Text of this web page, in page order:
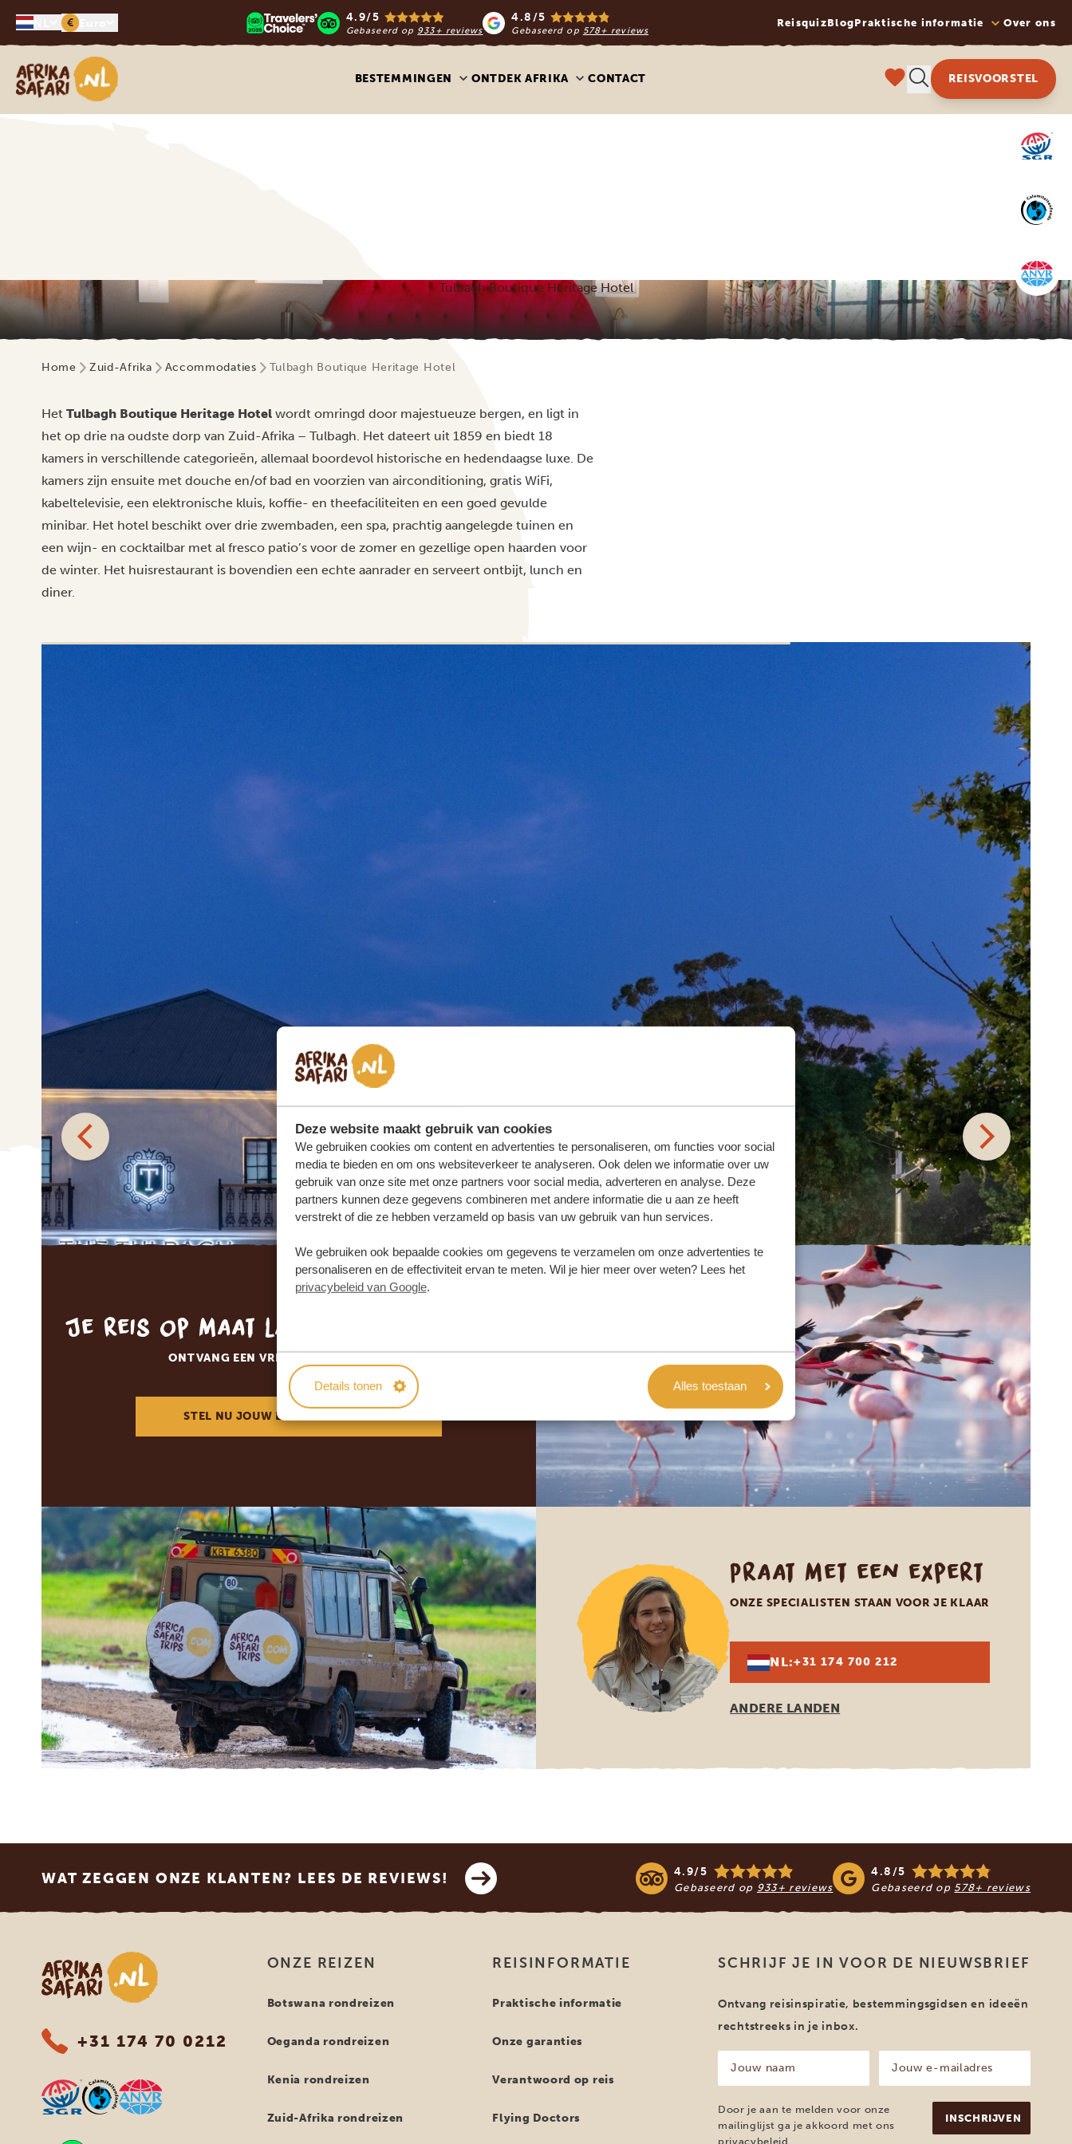
Deze website maakt gebruik van cookies
We gebruiken cookies om content en advertenties te personaliseren, om functies voor social
media te bieden en om ons websiteverkeer te analyseren. Ook delen we informatie over uw
gebruik van onze site met onze partners voor social media, adverteren en analyse. Deze
partners kunnen deze gegevens combineren met andere informatie die u aan ze heeft
verstrekt of die ze hebben verzameld op basis van uw gebruik van hun services.
We gebruiken ook bepaalde cookies om gegevens te verzamelen om onze advertenties te
personaliseren en de effectiviteit ervan te meten. Wil je hier meer over weten? Lees het
privacybeleid van Google.
Details tonen Alles toestaan
€ 4.9/5
Gebaseerd op 933+ reviews
4.8/5
Gebaseerd op 578+ reviews
ReisquizBlogPraktische informatie Over ons
Afrika safari
BESTEMMINGEN ONTDEK AFRIKA CONTACT REISVOORSTEL
Tulbagh Boutique Heritage Hotel
Home Zuid-Afrika Accommodaties Tulbagh Boutique Heritage Hotel
Het Tulbagh Boutique Heritage Hotel wordt omringd door majestueuze bergen, en ligt in
het op drie na oudste dorp van Zuid-Afrika – Tulbagh. Het dateert uit 1859 en biedt 18
kamers in verschillende categorieën, allemaal boordevol historische en hedendaagse luxe. De
kamers zijn ensuite met douche en/of bad en voorzien van airconditioning, gratis WiFi,
kabeltelevisie, een elektronische kluis, koffie- en theefaciliteiten en een goed gevulde
minibar. Het hotel beschikt over drie zwembaden, een spa, prachtig aangelegde tuinen en
een wijn- en cocktailbar met al fresco patio’s voor de zomer en gezellige open haarden voor
de winter. Het huisrestaurant is bovendien een echte aanrader en serveert ontbijt, lunch en
diner.
Je reis op maat laten samenstellen?
ONTVANG EEN VRIJBLIJVENDE OFFERTE
STEL NU JOUW DROOMREIS SAMEN
Praat met een expert
ONZE SPECIALISTEN STAAN VOOR JE KLAAR
NL:+31 174 700 212
ANDERE LANDEN
WAT ZEGGEN ONZE KLANTEN? LEES DE REVIEWS! 4.9/5
Gebaseerd op 933+ reviews
4.8/5
Gebaseerd op 578+ reviews
Afrika safari
+31 174 70 0212
ONZE REIZEN
Botswana rondreizen
Oeganda rondreizen
Kenia rondreizen
Zuid-Afrika rondreizen
REISINFORMATIE
Praktische informatie
Onze garanties
Verantwoord op reis
Flying Doctors
SCHRIJF JE IN VOOR DE NIEUWSBRIEF
Ontvang reisinspiratie, bestemmingsgidsen en ideeën
rechtstreeks in je inbox.
naam
(Vereist)
mailadres
(Vereist)
Door je aan te melden voor onze
mailinglijst ga je akkoord met ons
privacybeleid